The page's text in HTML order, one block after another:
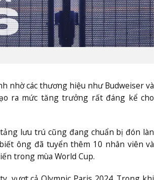
nhờ các thương hiệu như Budweiser và
ra mức tăng trưởng rất đáng kể cho
lưu trú cũng đang chuẩn bị đón làn
ông đã tuyển thêm 10 nhân viên và
trong mùa World Cup.